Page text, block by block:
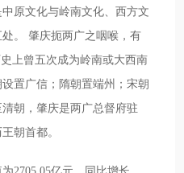
原文化与岭南文化、西方文
。 肇庆扼两广之咽喉，有
上曾五次成为岭南或大西南
置广信；隋朝置端州；宋朝
清朝，肇庆是两广总督府驻
朝首都。